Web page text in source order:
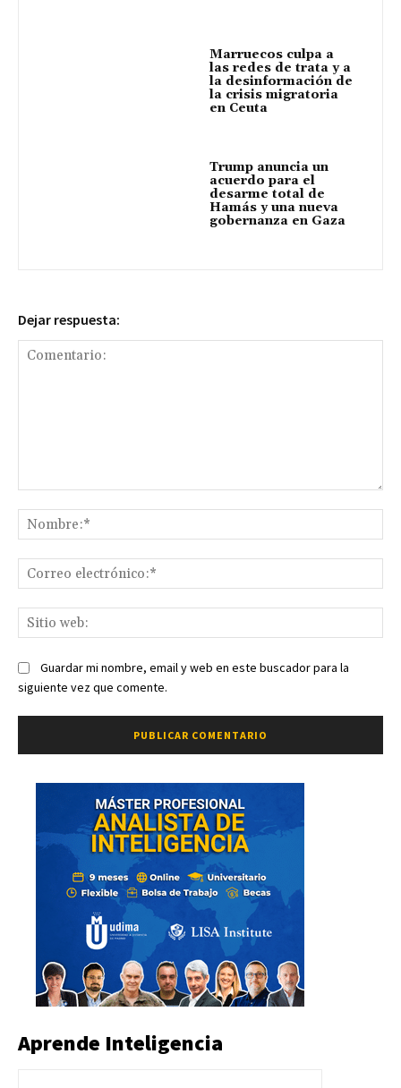
Marruecos culpa a
las redes de trata y a
la desinformación de
la crisis migratoria
en Ceuta
Trump anuncia un
acuerdo para el
desarme total de
Hamás y una nueva
gobernanza en Gaza
Dejar respuesta:
Guardar mi nombre, email y web en este buscador para la
siguiente vez que comente.
Aprende Inteligencia